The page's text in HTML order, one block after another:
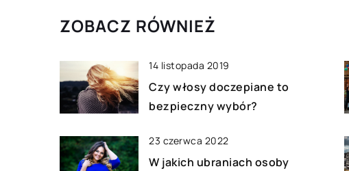
ZOBACZ RÓWNIEŻ
14 listopada 2019
Czy włosy doczepiane to
bezpieczny wybór?
23 czerwca 2022
W jakich ubraniach osoby